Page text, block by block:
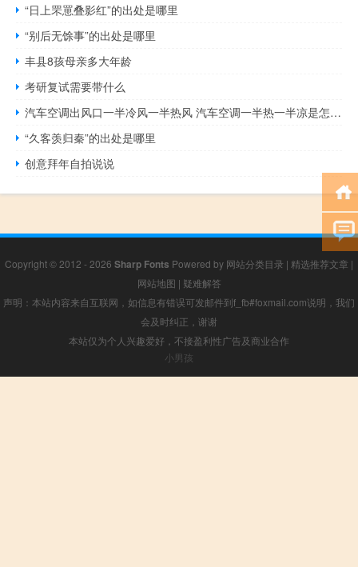
“日上罘罳叠影红”的出处是哪里
“别后无馀事”的出处是哪里
丰县8孩母亲多大年龄
考研复试需要带什么
汽车空调出风口一半冷风一半热风 汽车空调一半热一半凉是怎么回事
“久客羡归秦”的出处是哪里
创意拜年自拍说说
Copyright © 2012 - 2026 Sharp Fonts Powered by 网站分类目录 | 精选推荐文章 |
网站地图 | 疑难解答
声明：本站内容来自互联网，如信息有错误可发邮件到f_fb#foxmail.com说明，我们
会及时纠正，谢谢
本站仅为个人兴趣爱好，不接盈利性广告及商业合作
小男孩